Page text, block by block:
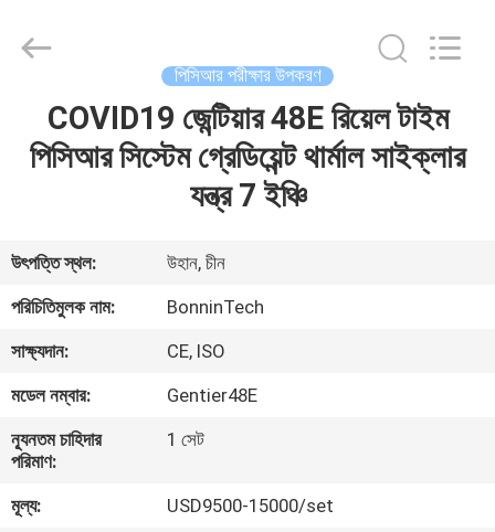
ভিডিও
সম্পর্কে
কারখানা
Technology
পিসিআর পরীক্ষার উপকরণ
COVID19 জেন্টিয়ার 48E রিয়েল টাইম
পিসিআর সিস্টেম গ্রেডিয়েন্ট থার্মাল সাইক্লার
যন্ত্র 7 ইঞ্চি
উৎপত্তি স্থল:
উহান, চীন
পরিচিতিমুলক নাম:
BonninTech
সাক্ষ্যদান:
CE, ISO
মডেল নম্বার:
Gentier48E
ন্যূনতম চাহিদার
পরিমাণ:
1 সেট
মূল্য:
USD9500-15000/set